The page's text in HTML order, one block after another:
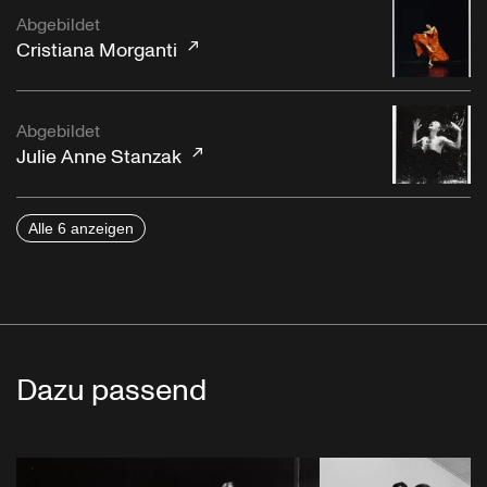
Abgebildet
Cristiana Morganti
Abgebildet
Julie Anne Stanzak
Alle 6 anzeigen
Dazu passend